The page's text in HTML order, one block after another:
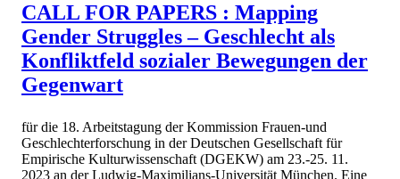
CALL FOR PAPERS : Mapping
Gender Struggles – Geschlecht als
Konfliktfeld sozialer Bewegungen der
Gegenwart
für die 18. Arbeitstagung der Kommission Frauen-und
Geschlechterforschung in der Deutschen Gesellschaft für
Empirische Kulturwissenschaft (DGEKW) am 23.-25. 11.
2023 an der Ludwig-Maximilians-Universität München. Eine